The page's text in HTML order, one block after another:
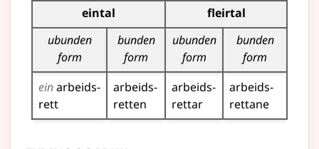
Bøyningstabell for dette substantivet
eintal
fleirtal
ubunden
form
bunden
form
ubunden
form
bunden
form
einarbeids­
rett
arbeids­
retten
arbeids­
rettar
arbeids­
rettane